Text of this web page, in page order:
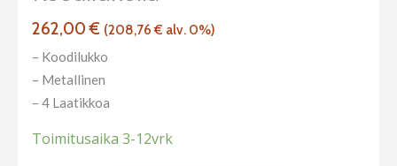
262,00€ (208,76€ alv. 0%)
– Koodilukko
– Metallinen
– 4 Laatikkoa
Toimitusaika 3-12vrk